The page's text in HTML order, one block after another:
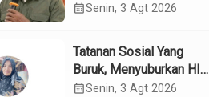
calendar_monthSenin, 3 Agt 2026
Tatanan Sosial Yang
Buruk, Menyuburkan HIV
Pada Remaja
calendar_monthSenin, 3 Agt 2026